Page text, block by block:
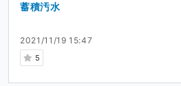
2021/11/19 15:47
5
蓄積汚水